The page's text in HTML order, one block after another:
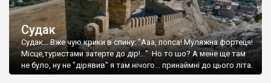
Судак
Судак... Вже чую крики в спину: "Ааа, попса! Муляжна фортеця!
Місце,туристами затерте до дір!..." Но то шо? А мене ще там
не було, ну не "дірявив" я там нічого... принаймні до цього літа.